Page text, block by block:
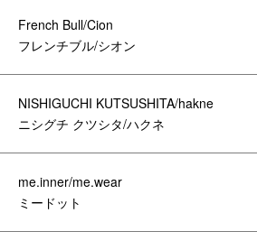
French Bull/Cion
フレンチブル/シオン
NISHIGUCHI KUTSUSHITA/hakne
ニシグチ クツシタ/ハクネ
me.inner/me.wear
ミードット